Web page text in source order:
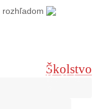
rozhľadom
Školstvo